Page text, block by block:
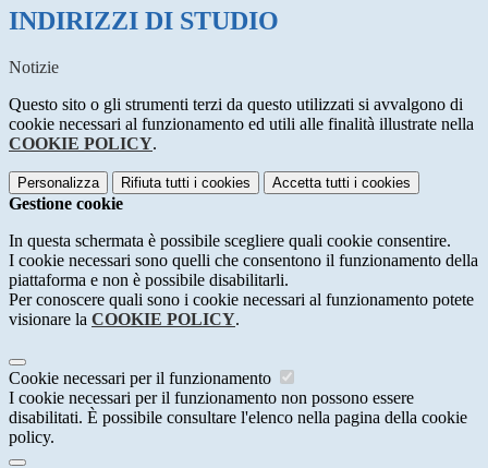
INDIRIZZI DI STUDIO
Notizie
Questo sito o gli strumenti terzi da questo utilizzati si avvalgono di
cookie necessari al funzionamento ed utili alle finalità illustrate nella
COOKIE POLICY.
Personalizza Rifiuta tutti i cookies Accetta tutti i cookies
Gestione cookie
In questa schermata è possibile scegliere quali cookie consentire.
I cookie necessari sono quelli che consentono il funzionamento della
piattaforma e non è possibile disabilitarli.
Per conoscere quali sono i cookie necessari al funzionamento potete
visionare la COOKIE POLICY.
Cookie necessari per il funzionamento
I cookie necessari per il funzionamento non possono essere
disabilitati. È possibile consultare l'elenco nella pagina della cookie
policy.